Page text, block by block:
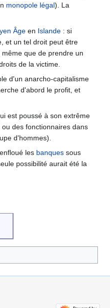
monopole légal). La
Âge en Islande : si
et un tel droit peut être
que de prendre un
de la victime.
d'un anarcho-capitalisme
d'abord le profit, et
est poussé à son extrême
des fonctionnaires dans
d'hommes).
les banques sous
possibilité aurait été la